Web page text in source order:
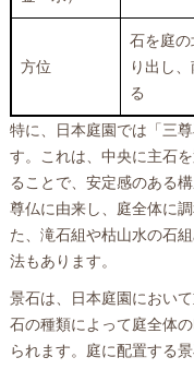
方位
石を庭
り出し
る
特に、日本庭園では「三
す。これは、中央に主石
ることで、安定感のある
尊仏に由来し、庭全体に
た、滝石組や枯山水の石
法もあります。
景石は、日本庭園におい
石の種類によって庭全体
られます。庭に配置する